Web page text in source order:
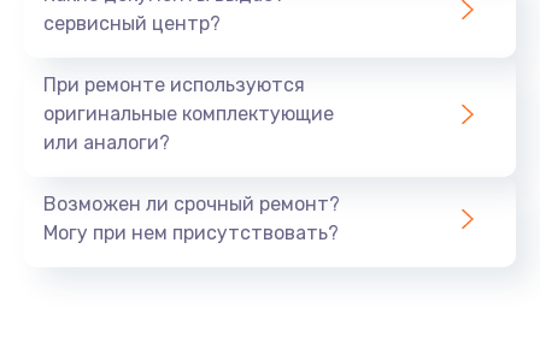
1530 руб.
Замена шлейфа матрицы
сервисный центр?
При ремонте используются
оригинальные комплектующие
или аналоги?
Возможен ли срочный ремонт?
Могу при нем присутствовать?